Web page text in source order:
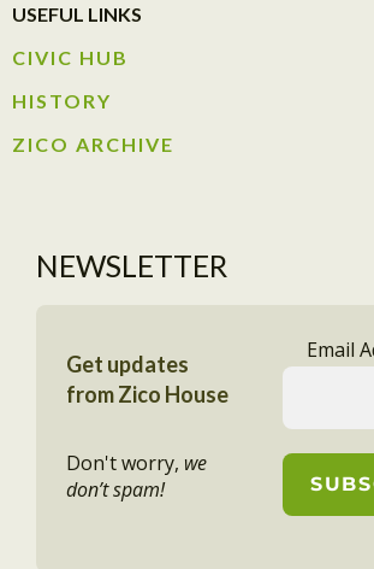
USEFUL LINKS
CIVIC HUB​
HISTORY​
ZICO ARCHIVE
NEWSLETTER
Get updates
from Zico House
Don't worry, we
don’t spam!
Email